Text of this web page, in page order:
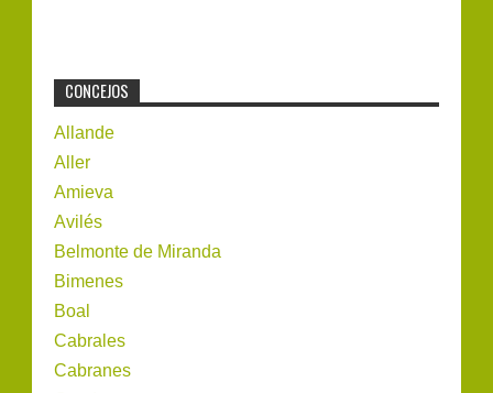
CONCEJOS
Allande
Aller
Amieva
Avilés
Belmonte de Miranda
Bimenes
Boal
Cabrales
Cabranes